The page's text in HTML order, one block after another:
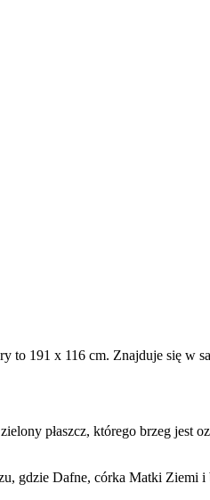
to 191 x 116 cm. Znajduje się w
płaszcz, którego brzeg jest
gdzie Dafne, córka Matki Ziemi